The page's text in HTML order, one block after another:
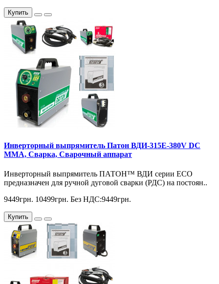
Купить
Инверторный выпрямитель Патон ВДИ-315Е-380V DC
MMA, Сварка, Сварочный аппарат
Инверторный выпрямитель ПАТОН™ ВДИ серии ЕСО
предназначен для ручной дуговой сварки (РДС) на постоян..
9449грн. 10499грн. Без НДС:9449грн.
Купить